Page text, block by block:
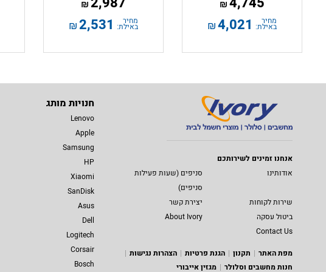
₪
מחיר
באילת: 4,021
₪
₪
מחיר
באילת: 2,531
₪
אנחנו זמינים לשירותכם
אודותינו
סניפים (שעות פעילות
סניפים)
שירות לקוחות
יצירת קשר
ביטול עסקה
About Ivory
Contact Us
מפת האתר
תקנון הגנת פרטיות
הצהרות נגישות
חנות מחשבים וסלולר
מגזין אייבורי
חנויות מותג
Lenovo
Apple
Samsung
HP
Xiaomi
SanDisk
Asus
Dell
Logitech
Corsair
Bosch